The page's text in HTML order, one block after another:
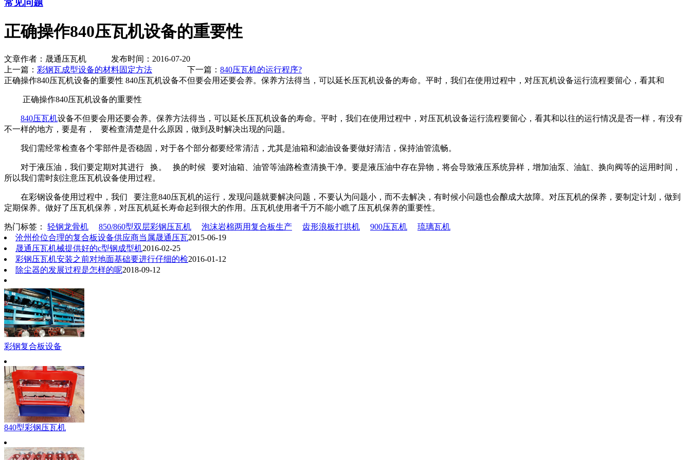
常见问题
正确操作840压瓦机设备的重要性
文章作者：晟通压瓦机 发布时间：2016-07-20
上一篇： 彩钢瓦成型设备的材料固定方法 下一篇： 840压瓦机的运行程序?
正确操作840压瓦机设备的重要性 840压瓦机设备不但要会用还要会养。保养方法得当，可以延长压瓦机设备的寿命。平时，我们在使用过程中，对压瓦机设备运行流程要留心，看其和
正确操作840压瓦机设备的重要性
840压瓦机设备不但要会用还要会养。保养方法得当，可以延长压瓦机设备的寿命。平时，我们在使用过程中，对压瓦机设备运行流程要留心，看其和以往的运行情况是否一样，有没有
不一样的地方，要是有， 要检查清楚是什么原因，做到及时解决出现的问题。
我们需经常检查各个零部件是否稳固，对于各个部分都要经常清洁，尤其是油箱和滤油设备要做好清洁，保持油管流畅。
对于液压油，我们要定期对其进行 换。 换的时候 要对油箱、油管等油路检查清换干净。要是液压油中存在异物，将会导致液压系统异样，增加油泵、油缸、换向阀等的运用时间，
所以我们需时刻注意压瓦机设备使用过程。
在彩钢设备使用过程中，我们 要注意840压瓦机的运行，发现问题就要解决问题，不要认为问题小，而不去解决，有时候小问题也会酿成大故障。对压瓦机的保养，要制定计划，做到
定期保养。做好了压瓦机保养，对压瓦机延长寿命起到很大的作用。压瓦机使用者千万不能小瞧了压瓦机保养的重要性。
热门标签： 轻钢龙骨机 850/860型双层彩钢压瓦机 泡沫岩棉两用复合板生产 齿形浪板打拱机 900压瓦机
琉璃瓦机
沧州价位合理的复合板设备供应商当属晟通压瓦2015-06-19
晟通压瓦机械提供好的c型钢成型机2016-02-25
彩钢压瓦机安装之前对地面基础要进行仔细的检2016-01-12
除尘器的发展过程是怎样的呢2018-09-12
彩钢复合板设备
840型彩钢压瓦机